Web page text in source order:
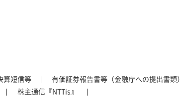
算短信等
有価証券報告書等（金融庁への提出書類）
株主通信『NTTis』